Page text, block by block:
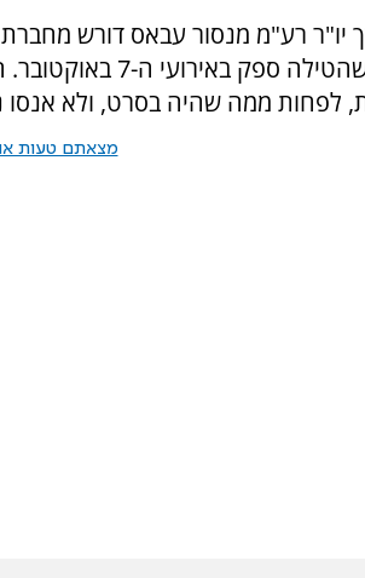
יו"ר רע"מ מנסור עבאס דורש
לאחר שהטילה
לפחות ממה שהיה בסרט, ולא
מצאתם טעות או